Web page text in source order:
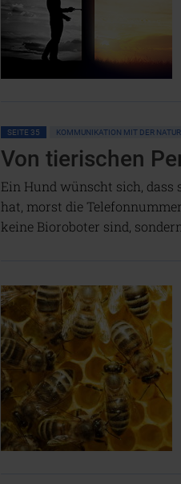
SEITE 35 KOMMUNIKATION MIT DER NATUR
Von tierischen
Ein Hund wünscht sich,
hat, morst die
keine Bioroboter sind,